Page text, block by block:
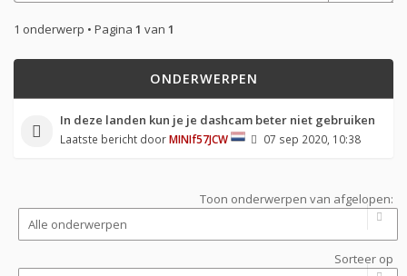
1 onderwerp • Pagina 1 van 1
ONDERWERPEN
In deze landen kun je je dashcam beter niet gebruiken
Laatste bericht doorMINIf57JCW 07 sep 2020, 10:38
Toon onderwerpen van afgelopen:
Sorteer op